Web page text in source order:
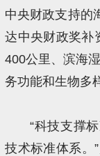
中央财政支持的
达中央财政奖补
400公里、滨海
务功能和生物多
“科技支撑
技术标准体系。